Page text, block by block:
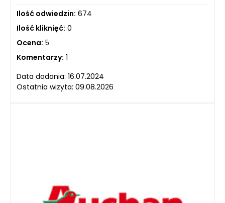
Ilość odwiedzin: 674
Ilość kliknięć: 0
Ocena: 5
Komentarzy: 1
Data dodania: 16.07.2024
Ostatnia wizyta: 09.08.2026